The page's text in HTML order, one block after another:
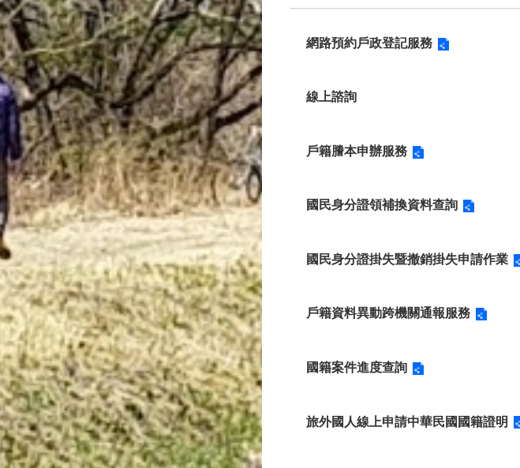
網路預約戶政登記服務
線上諮詢
戶籍謄本申辦服務
國民身分證領補換資料查詢
國民身分證掛失暨撤銷掛失申請作業
戶籍資料異動跨機關通報服務
國籍案件進度查詢
旅外國人線上申請中華民國國籍證明